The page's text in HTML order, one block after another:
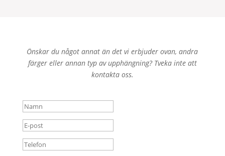
Önskar du något annat än det vi erbjuder ovan, andra
färger eller annan typ av upphängning? Tveka inte att
kontakta oss.